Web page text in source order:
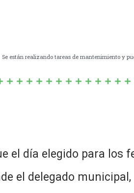
Se están realizando tareas de mantenimiento y
el día elegido para los
el delegado